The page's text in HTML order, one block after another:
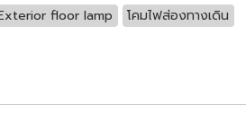
floor lamp
โคมไฟส่องทางเดิน